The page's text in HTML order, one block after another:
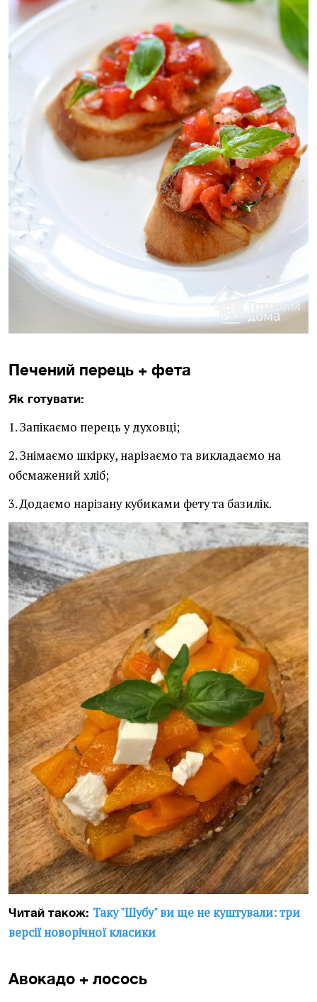
Печений перець + фета
Як готувати:
1. Запікаємо перець у духовці;
2. Знімаємо шкірку, нарізаємо та викладаємо на
обсмажений хліб;
3. Додаємо нарізану кубиками фету та базилік.
Читай також: Таку "Шубу" ви ще не куштували: три
версії новорічної класики
Авокадо + лосось